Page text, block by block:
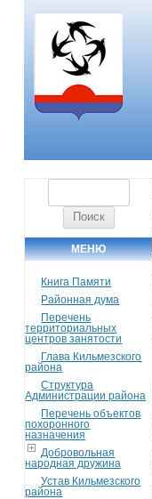
МЕНЮ
Книга Памяти
Районная дума
Перечень
территориальных
центров занятости
Глава Кильмезского
района
Структура
Администрации района
Перечень объектов
похоронного
назначения
Добровольная
народная дружина
Устав Кильмезского
района